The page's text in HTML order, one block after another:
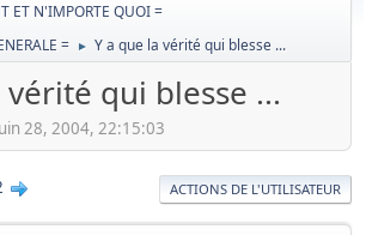
ET N'IMPORTE QUOI =
= ► Y a que la vérité qui blesse ...
qui blesse ...
28, 2004, 22:15:03
ACTIONS DE L'UTILISATEUR